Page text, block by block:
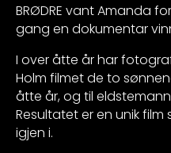
BRØDRE vant Amanda
gang en dokumentar
I over åtte år har
Holm filmet de to
åtte år, og til
Resultatet er en unik film
igjen i.